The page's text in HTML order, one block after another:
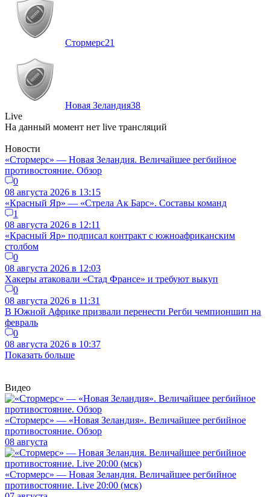
Стормерс21
Новая Зеландия38
Live
На данный момент нет live трансляций
Новости
«Стормерс» — Новая Зеландия. Величайшее регбийное
противостояние. Обзор
0
08 августа 2026 в 13:15
«Красный Яр» — «Стрела Ак Барс». Составы команд
1
08 августа 2026 в 12:11
«Красный Яр» подписал контракт с южноафриканским
столбом
0
08 августа 2026 в 12:03
Хакеры атаковали «Стад Франсе» и требуют выкуп
0
08 августа 2026 в 11:31
В Южной Африке призвали перенести Регби чемпионшип на
февраль
0
08 августа 2026 в 10:37
Показать больше
Видео
«Стормерс» — «Новая Зеландия». Величайшее регбийное
противостояние. Обзор
08 августа
«Стормерс» — Новая Зеландия. Величайшее регбийное
противостояние. Live 20:00 (мск)